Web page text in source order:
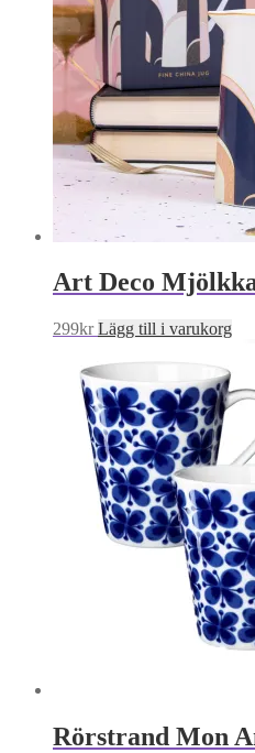
Art Deco
299kr Lägg till i varukorg
Rörstrand Mon